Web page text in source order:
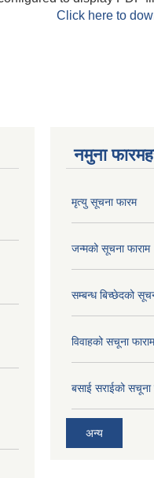
Click here to
नमुना
मृत्यु सूचना फारम
जन्मको सूचना फाराम
सम्बन्ध बिच्छेदको
विवाहको सचूना फाराम
बसाई सराईको सचूना
अन्य